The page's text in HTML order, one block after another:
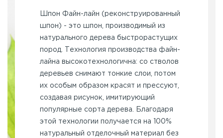
Шпон Файн-лайн (реконструированный
шпон) - это шпон, производимый из
натурального дерева быстрорастущих
пород. Технология производства файн-
лайна высокотехнологична: со стволов
деревьев снимают тонкие слои, потом
их особым образом красят и прессуют,
создавая рисунок, имитирующий
популярные сорта дерева. Благодаря
этой технологии получается на 100%
натуральный отделочный материал без